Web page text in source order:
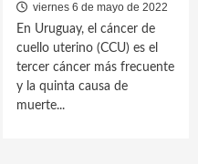
viernes 6 de mayo de 2022
En Uruguay, el cáncer de
cuello uterino (CCU) es el
tercer cáncer más frecuente
y la quinta causa de
muerte...